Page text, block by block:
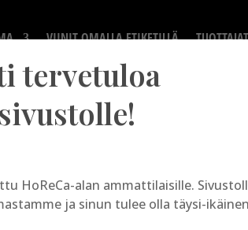
VIINIT OMALLA ETIKETILLÄ TUOTTAJAT
Bronze
tervetuloa
HoReCa-alan ammattilaisille.
ja sinun tulee olla täysi-ikäinen